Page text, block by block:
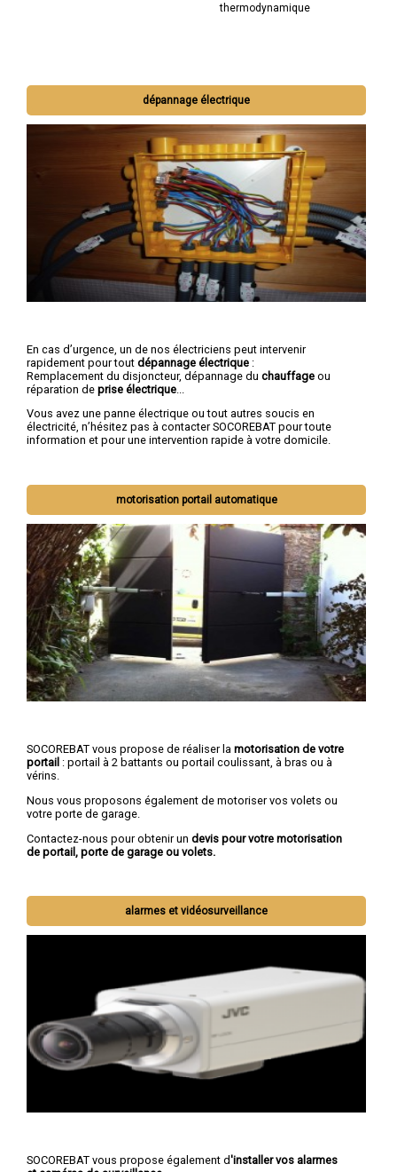
thermodynamique
dépannage électrique
En cas d’urgence, un de nos électriciens peut intervenir
rapidement pour tout dépannage électrique :
Remplacement du disjoncteur, dépannage du chauffage ou
réparation de prise électrique
Vous avez une panne électrique ou tout autres soucis en
électricité, n’hésitez pas à contacter SOCOREBAT pour toute
information et pour une intervention rapide à votre domicile.
motorisation portail automatique
SOCOREBAT vous propose de réaliser la motorisation de votre
portail : portail à 2 battants ou portail coulissant, à bras ou à
vérins.
Nous vous proposons également de motoriser vos volets ou
votre porte de garage.
Contactez-nous pour obtenir un devis pour votre motorisation
de portail, porte de garage ou volets.
alarmes et vidéosurveillance
SOCOREBAT vous propose également d'installer vos alarmes